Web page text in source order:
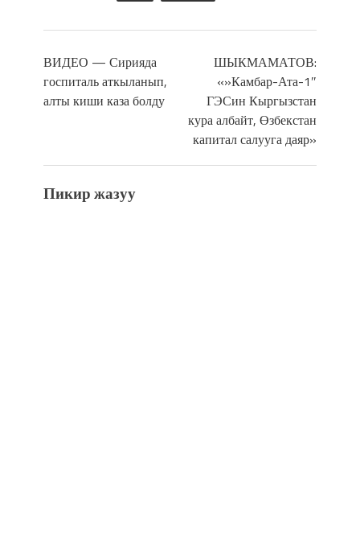
ВИДЕО — Сирияда
госпиталь аткыланып,
алты киши каза болду
ШЫКМАМАТОВ:
«»Камбар-Ата-1″
ГЭСин Кыргызстан
кура албайт, Өзбекстан
капитал салууга даяр»
Пикир жазуу